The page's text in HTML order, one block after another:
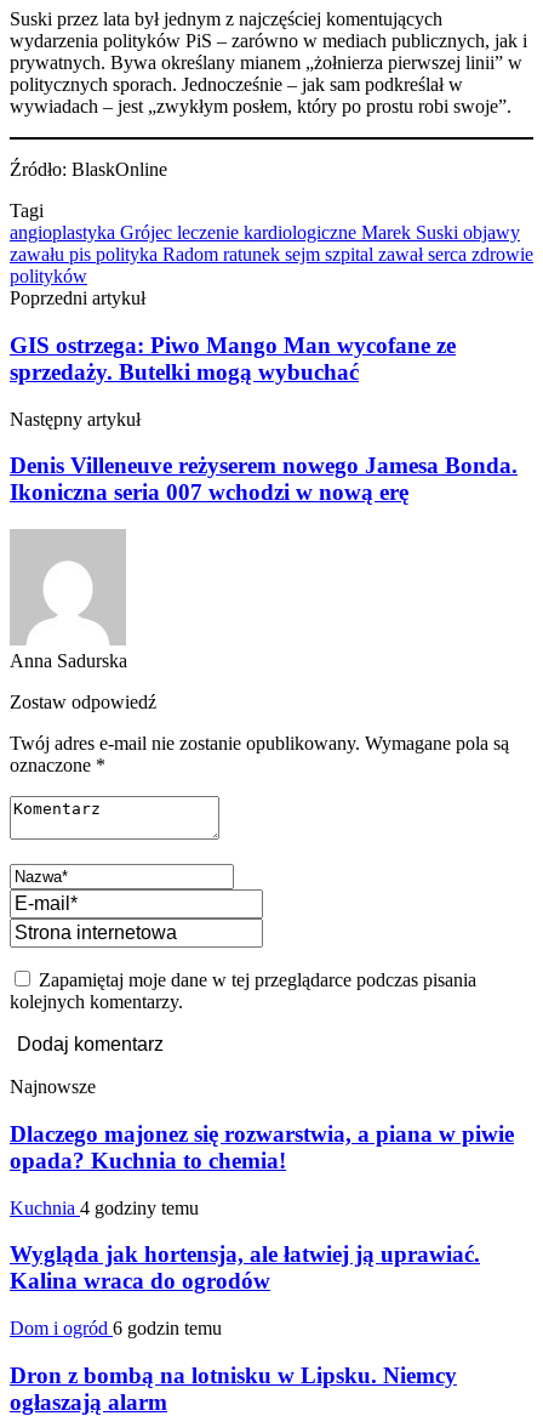
Suski przez lata był jednym z najczęściej komentujących
wydarzenia polityków PiS – zarówno w mediach publicznych, jak i
prywatnych. Bywa określany mianem „żołnierza pierwszej linii” w
politycznych sporach. Jednocześnie – jak sam podkreślał w
wywiadach – jest „zwykłym posłem, który po prostu robi swoje”.
Źródło: BlaskOnline
Tagi
angioplastyka Grójec leczenie kardiologiczne Marek Suski objawy
zawału pis polityka Radom ratunek sejm szpital zawał serca zdrowie
polityków
Poprzedni artykuł
GIS ostrzega: Piwo Mango Man wycofane ze
sprzedaży. Butelki mogą wybuchać
Następny artykuł
Denis Villeneuve reżyserem nowego Jamesa Bonda.
Ikoniczna seria 007 wchodzi w nową erę
Anna Sadurska
Zostaw odpowiedź
Twój adres e-mail nie zostanie opublikowany. Wymagane pola są
oznaczone *
Zapamiętaj moje dane w tej przeglądarce podczas pisania
kolejnych komentarzy.
Najnowsze
Dlaczego majonez się rozwarstwia, a piana w piwie
opada? Kuchnia to chemia!
Kuchnia 4 godziny temu
Wygląda jak hortensja, ale łatwiej ją uprawiać.
Kalina wraca do ogrodów
Dom i ogród 6 godzin temu
Dron z bombą na lotnisku w Lipsku. Niemcy
ogłaszają alarm